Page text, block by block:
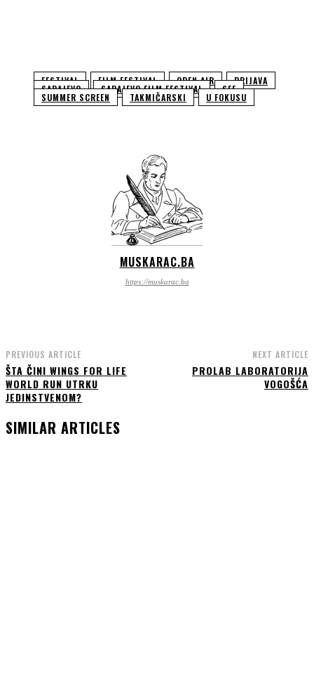
FESTIVAL FILM FESTIVAL OPEN AIR PRIJAVA
SARAJEVO SARAJEVO FILM FESTIVAL SFF
SUMMER SCREEN TAKMIČARSKI U FOKUSU
MUSKARAC.BA
https://muskarac.ba
PREVIOUS ARTICLE
ŠTA ČINI WINGS FOR LIFE
WORLD RUN UTRKU
JEDINSTVENOM?
NEXT ARTICLE
PROLAB LABORATORIJA
VOGOŠĆA
SIMILAR ARTICLES